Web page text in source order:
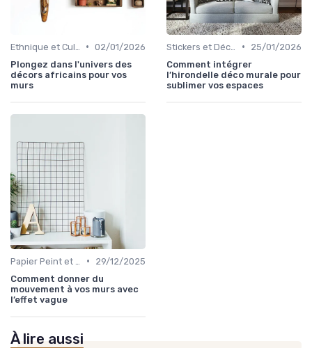
• 02/01/2026
Plongez dans l'univers des
décors africains pour vos
murs
•
25/01/2026
Comment intégrer
l’hirondelle déco murale pour
sublimer vos espaces
•
29/12/2025
Comment donner du
mouvement à vos murs avec
l’effet vague
À lire aussi